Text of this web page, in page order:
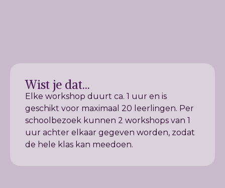
Wist je dat...
Elke workshop duurt ca. 1 uur en is
geschikt voor maximaal 20 leerlingen. Per
schoolbezoek kunnen 2 workshops van 1
uur achter elkaar gegeven worden, zodat
de hele klas kan meedoen.